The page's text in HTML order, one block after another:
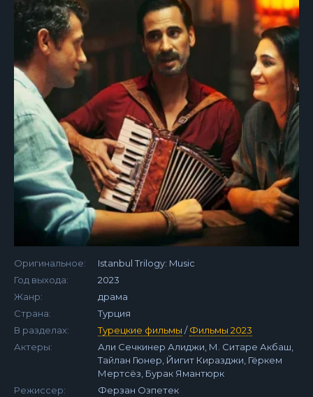
Оригинальное:
Istanbul Trilogy: Music
Год выхода:
2023
Жанр:
драма
Страна:
Турция
В разделах:
Турецкие фильмы /Фильмы 2023
Актеры:
Али Сечкинер Алиджи, М. Ситаре Акбаш,
Тайлан Гюнер, Йигит Киразджи, Гёркем
Мертсёз, Бурак Ямантюрк
Режиссер:
Ферзан Озпетек